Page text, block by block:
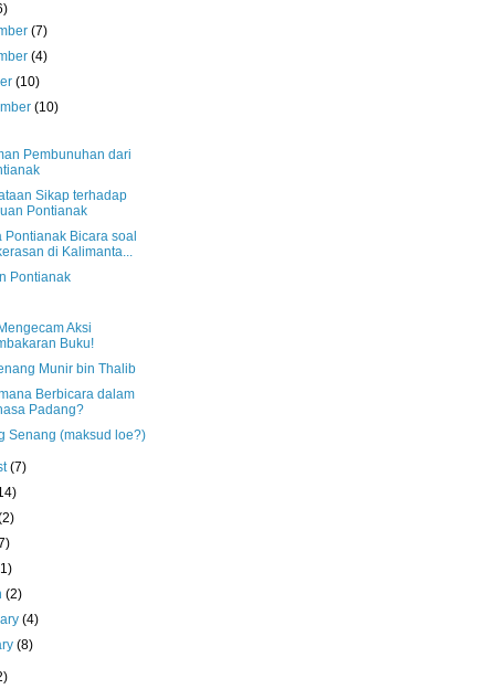
(7)
(4)
(10)
(10)
Pembunuhan dari
Sikap terhadap
Pontianak
Pontianak Bicara soal
di Kalimanta...
Pontianak
Aksi
Buku!
Munir bin Thalib
Berbicara dalam
Padang?
Senang (maksud loe?)
(7)
(2)
(4)
(8)